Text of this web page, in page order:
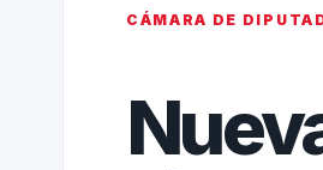
CÁMARA DE